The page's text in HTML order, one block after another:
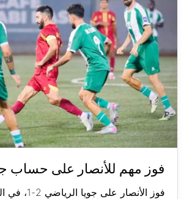
فوز مهم للأنصار على حساب
فوز الأنصار